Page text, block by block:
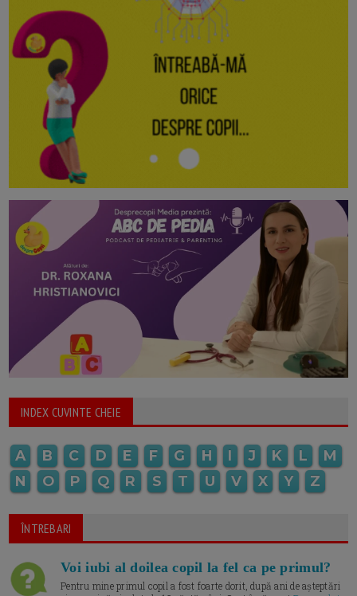
INDEX CUVINTE CHEIE
A B C D E F G H I J K L
M
N
O P Q R S T U V X Y Z
ÎNTREBARI
Voi iubi al doilea copil la fel ca pe primul?
Pentru mine primul copil a fost foarte dorit, după ani de așteptări